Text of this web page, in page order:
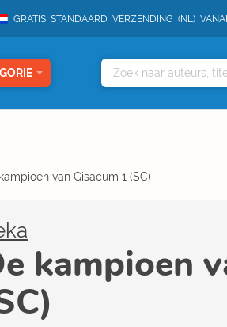
GRATIS STANDAARD VERZENDING (NL)
van Gisacum 1 (SC)
kampioen